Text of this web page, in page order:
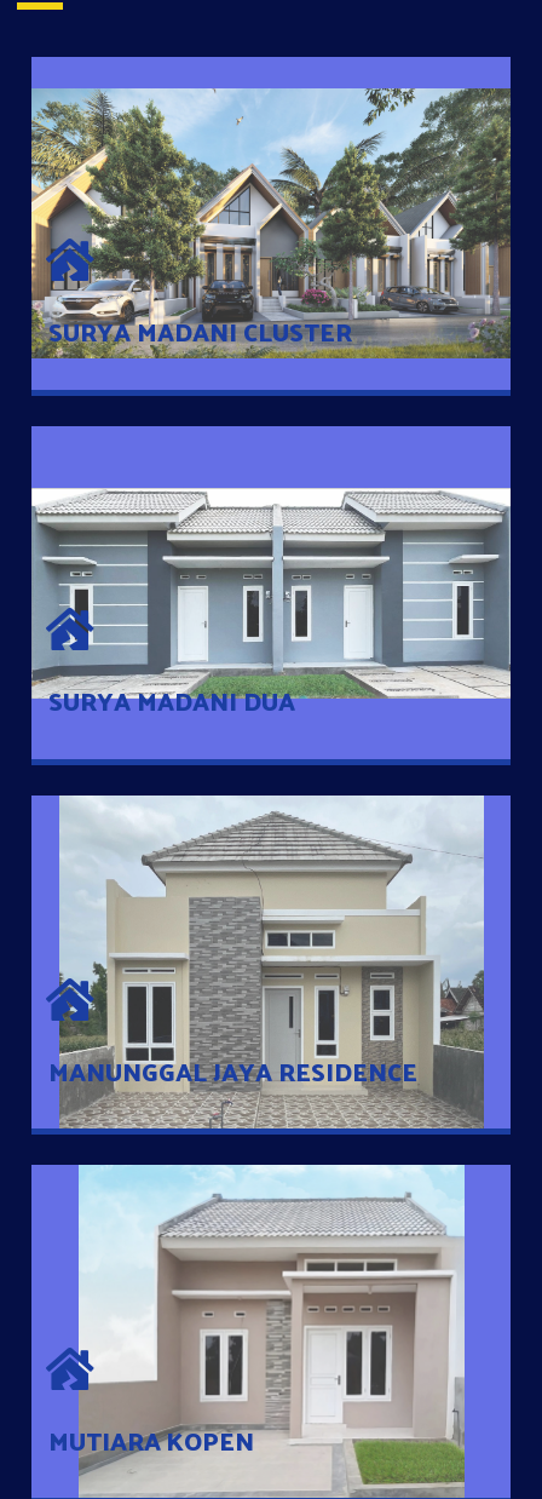
SURYA MADANI CLUSTER
SURYA MADANI CLUSTER
Desain Modern Minimalis dengan Konsep Rumah Pintar
Sehingga Memudahkan Penghuni mengakses rumahnya
dengan Ponsel
SURYA MADANI DUA
SURYA MADANI DUA
Satu-satunya Hunian nyaman dengan harga subsidi hanya 100
jutaan dengan lokasi strategis di Tuban
MANUNGGAL JAYA RESIDENCE
MANUNGGAL JAYA RESIDENCE
Cluster Exclusive dengan one Gate System, terdapat taman
mini dan memiliki jarak 200m dari jalan nasional serta dekat
dengan pusat kota
MUTIARA KOPEN
MUTIARA KOPEN
Hunian nyaman dengan suasana pedesaan. 10 menit dari pusat
kota, 2 menit dari Ring Road